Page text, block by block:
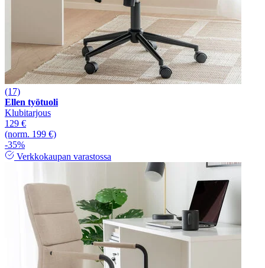
(17)
Ellen työtuoli
Klubitarjous
129 €
(norm. 199 €)
-35%
Verkkokaupan varastossa